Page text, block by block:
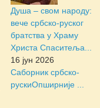
Душа – свом народу:
вече србско-руског
братства у Храму
Христа Спаситеља...
16 јун 2026
Саборник србско-
рускиОпширније ...